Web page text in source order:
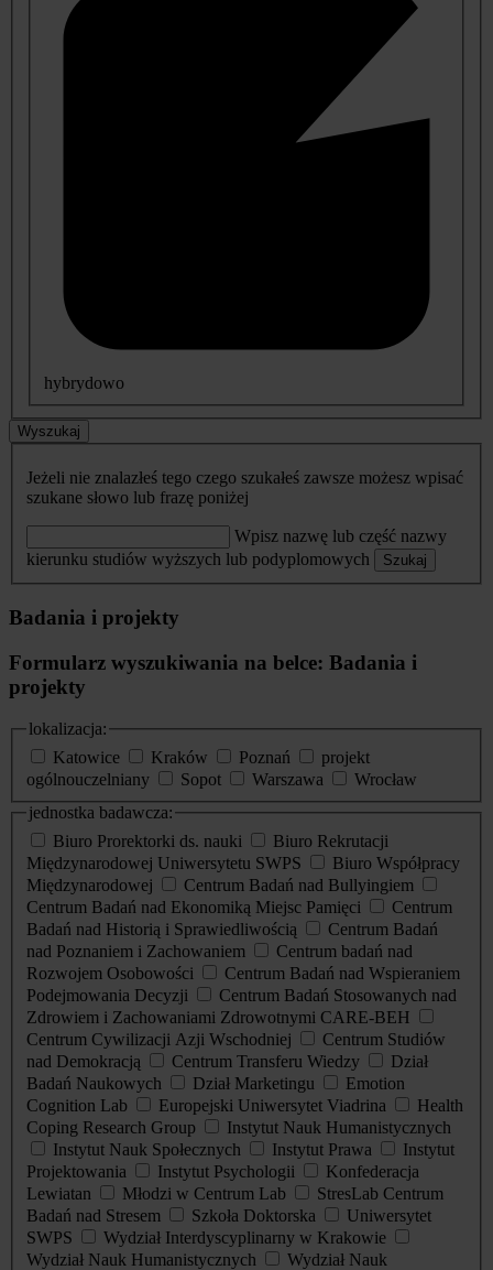
hybrydowo
Wyszukaj
Jeżeli nie znalazłeś tego czego szukałeś zawsze możesz wpisać
szukane słowo lub frazę poniżej
Wpisz nazwę lub część nazwy
kierunku studiów wyższych lub podyplomowych
Szukaj
Badania i projekty
Formularz wyszukiwania na belce: Badania i
projekty
lokalizacja:
Katowice
Kraków Poznań
projekt
ogólnouczelniany
Sopot Warszawa
Wrocław
jednostka badawcza:
Biuro Prorektorki ds. nauki
Biuro Rekrutacji
Międzynarodowej Uniwersytetu SWPS
Biuro Współpracy
Międzynarodowej
Centrum Badań nad Bullyingiem
Centrum Badań nad Ekonomiką Miejsc Pamięci
Centrum
Badań nad Historią i Sprawiedliwością
Centrum Badań
nad Poznaniem i Zachowaniem
Centrum badań nad
Rozwojem Osobowości
Centrum Badań nad Wspieraniem
Podejmowania Decyzji
Centrum Badań Stosowanych nad
Zdrowiem i Zachowaniami Zdrowotnymi CARE-BEH
Centrum Cywilizacji Azji Wschodniej
Centrum Studiów
nad Demokracją
Centrum Transferu Wiedzy
Dział
Badań Naukowych
Dział Marketingu
Emotion
Cognition Lab
Europejski Uniwersytet Viadrina
Health
Coping Research Group
Instytut Nauk Humanistycznych
Instytut Nauk Społecznych
Instytut Prawa
Instytut
Projektowania
Instytut Psychologii
Konfederacja
Lewiatan
Młodzi w Centrum Lab
StresLab Centrum
Badań nad Stresem
Szkoła Doktorska
Uniwersytet
SWPS
Wydział Interdyscyplinarny w Krakowie
Wydział Nauk Humanistycznych
Wydział Nauk